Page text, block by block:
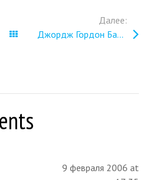
Все записи
Далее:
Джордж Гордон Байрон
9 февраля 2006 at